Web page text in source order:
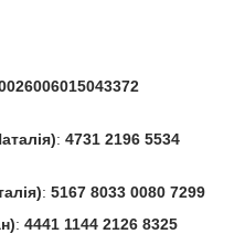
: 4731 2196 5534
: 5167 8033 0080 7299
: 4441 1144 2126 8325